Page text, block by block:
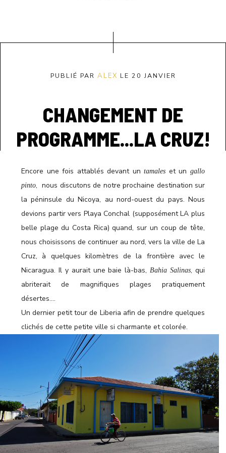
PUBLIÉ PAR ALEX LE 20 JANVIER
CHANGEMENT DE
PROGRAMME...LA CRUZ!
Encore une fois attablés devant un tamales et ungallo
pinto, nous discutons de notre prochaine destination sur
la péninsule du Nicoya, au nord-ouest du pays. Nous
devions partir vers Playa Conchal (supposément LA plus
belle plage du Costa Rica) quand, sur un coup de tête,
nous choisissons de continuer au nord, vers la ville de La
Cruz, à quelques kilomètres de la frontière avec le
Nicaragua. Il y aurait une baie là-bas,Bahia Salinas, qui
abriterait de magnifiques plages pratiquement
désertes....
Un dernier petit tour de Liberia afin de prendre quelques
clichés de cette petite ville si charmante et colorée.